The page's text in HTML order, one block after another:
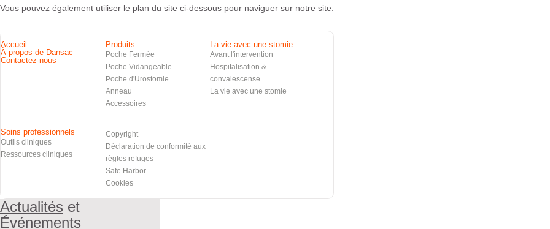
Vous pouvez également utiliser le plan du site ci-dessous pour naviguer sur notre site.
Accueil
À propos de Dansac
Contactez-nous
Produits
Poche Fermée
Poche Vidangeable
Poche d'Urostomie
Anneau
Accessoires
La vie avec une stomie
Avant l'intervention
Hospitalisation &
convalescense
La vie avec une stomie
Soins professionnels
Outils cliniques
Ressources cliniques
Copyright
Déclaration de conformité aux
règles refuges
Safe Harbor
Cookies
Actualités et
Événements